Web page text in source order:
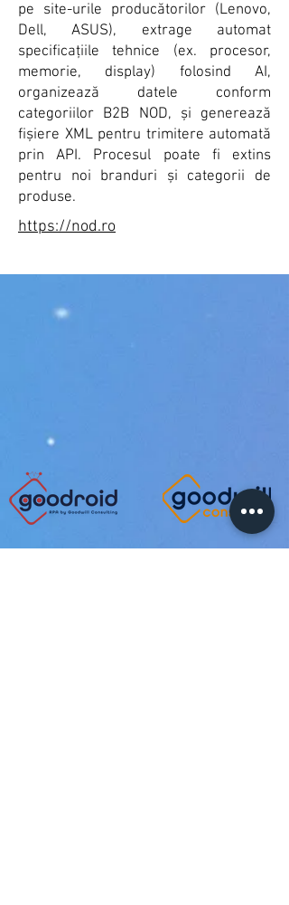
pe site-urile producătorilor (Lenovo,
Dell, ASUS), extrage automat
specificațiile tehnice (ex. procesor,
memorie, display) folosind AI,
organizează datele conform
categoriilor B2B NOD, și generează
fișiere XML pentru trimitere automată
prin API. Procesul poate fi extins
pentru noi branduri și categorii de
produse.
https://nod.ro